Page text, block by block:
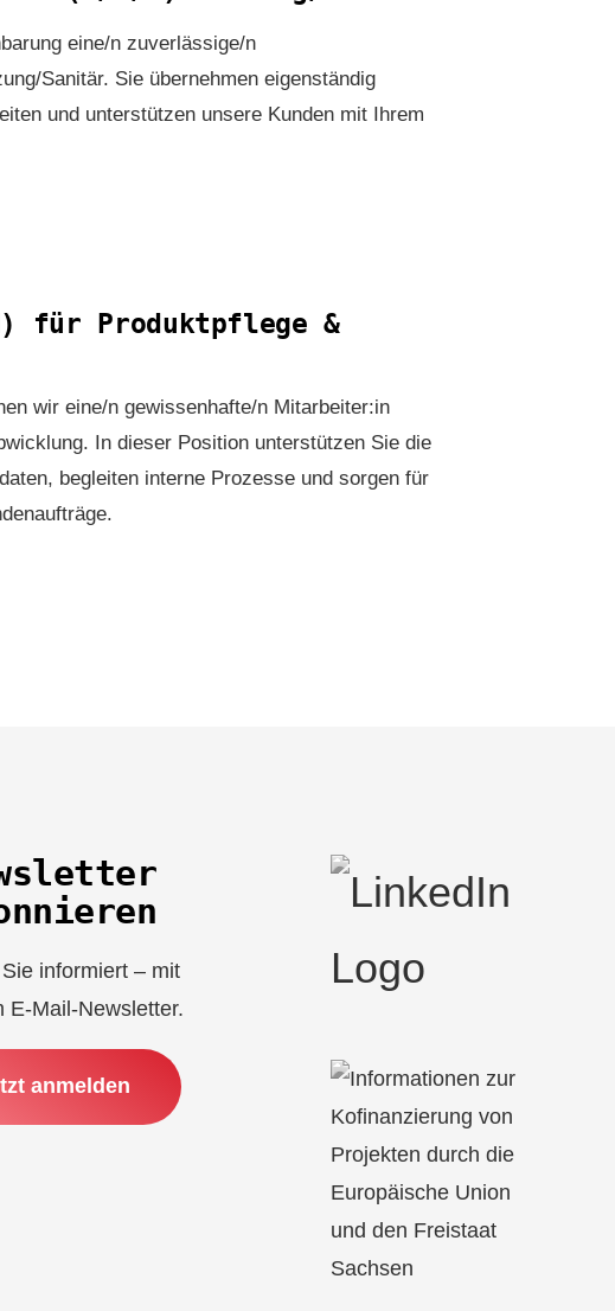
eine/n zuverlässige/n
Sanitär. Sie übernehmen eigenständig
und unterstützen unsere Kunden mit Ihrem
für Produktpflege &
wir eine/n gewissenhafte/n Mitarbeiter:in
In dieser Position unterstützen Sie die
begleiten interne Prozesse und sorgen für
informiert – mit
E-Mail-Newsletter.
anmelden